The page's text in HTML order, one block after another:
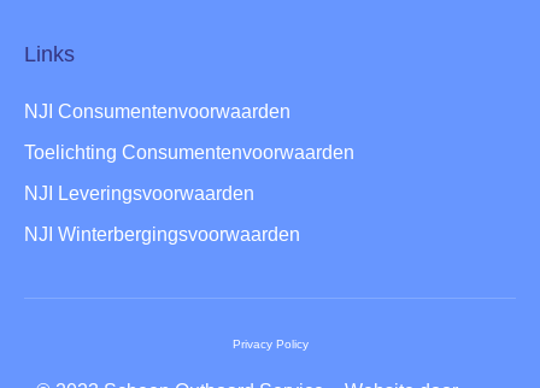
Links
NJI Consumentenvoorwaarden
Toelichting Consumentenvoorwaarden
NJI Leveringsvoorwaarden
NJI Winterbergingsvoorwaarden
Privacy Policy